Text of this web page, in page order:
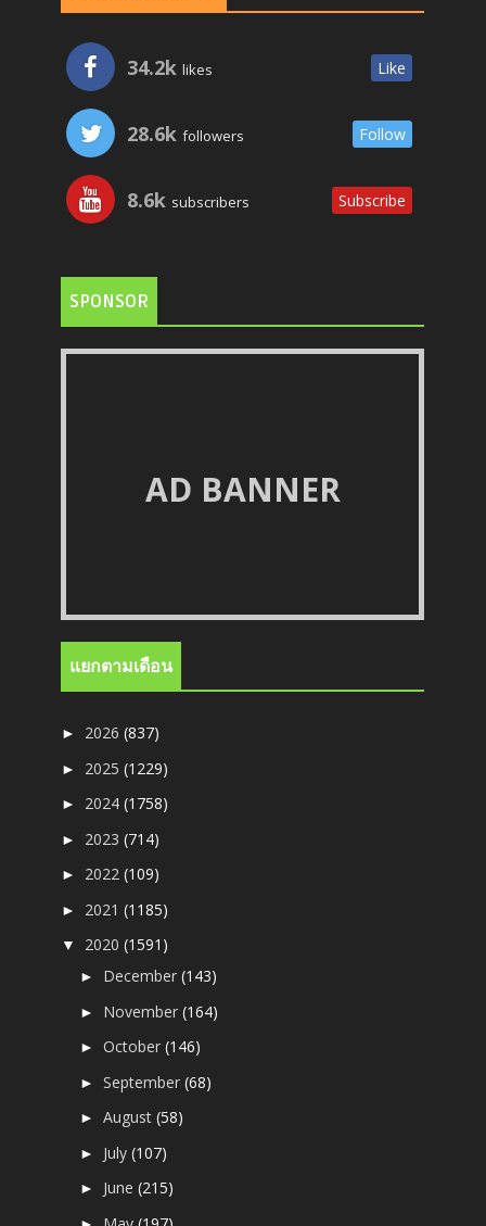
34.2k likes Like
28.6k followers Follow
8.6k subscribers Subscribe
SPONSOR
AD BANNER
แยกตามเดือน
► 2026(837)
► 2025(1229)
► 2024(1758)
► 2023(714)
► 2022(109)
► 2021(1185)
▼ 2020(1591)
► December(143)
► November(164)
►October(146)
►September(68)
►August(58)
► July(107)
► June(215)